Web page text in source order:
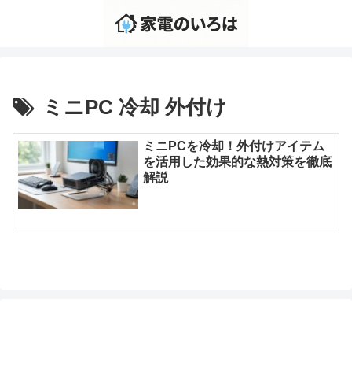
ミニPC 冷却 外付け
ミニPCを冷却！外付けアイテム
を活用した効果的な熱対策を徹底
解説